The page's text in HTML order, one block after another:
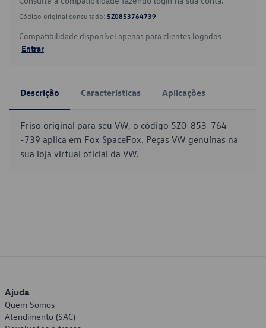
Código original consultado: 5Z0853764739
Compatibilidade disponível apenas para clientes logados.
Entrar
Descrição Características Aplicações
Friso original para seu VW, o código 5Z0-853-764-
-739 aplica em Fox SpaceFox. Peças VW genuínas na
sua loja virtual oficial da VW.
Ajuda
Quem Somos
Atendimento (SAC)